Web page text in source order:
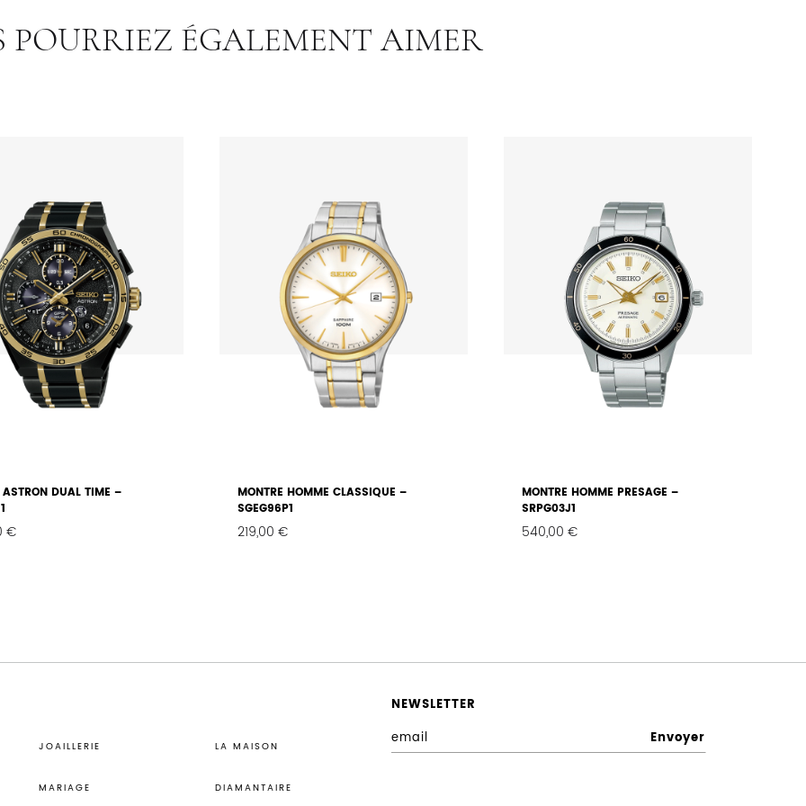
POURRIEZ ÉGALEMENT AIMER
ASTRON DUAL TIME –
€
MONTRE HOMME CLASSIQUE –
SGEG96P1
219,00 €
MONTRE HOMME PRESAGE –
SRPG03J1
540,00 €
JOAILLERIE
MARIAGE
LA MAISON
DIAMANTAIRE
NEWSLETTER
n